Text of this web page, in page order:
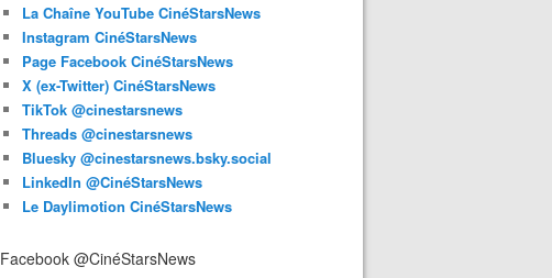
La Chaîne YouTube CinéStarsNews
Instagram CinéStarsNews
Page Facebook CinéStarsNews
X (ex-Twitter) CinéStarsNews
TikTok @cinestarsnews
Threads @cinestarsnews
Bluesky @cinestarsnews.bsky.social‬
LinkedIn @CinéStarsNews
Le Daylimotion CinéStarsNews
Facebook @CinéStarsNews